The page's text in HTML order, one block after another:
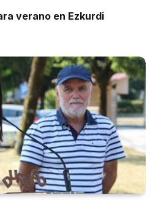
verano en Ezkurdi